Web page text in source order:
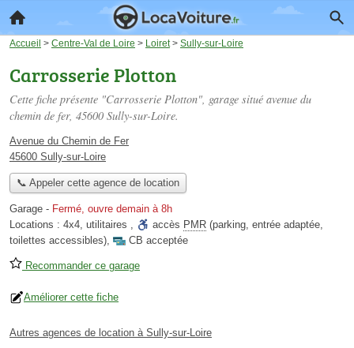
Accueil > Centre-Val de Loire > Loiret > Sully-sur-Loire
Carrosserie Plotton
Cette fiche présente "Carrosserie Plotton", garage situé avenue du
chemin de fer, 45600 Sully-sur-Loire.
Avenue du Chemin de Fer
45600 Sully-sur-Loire
📞 Appeler cette agence de location
Garage - Fermé, ouvre demain à 8h
Locations : 4x4, utilitaires , accès PMR (parking, entrée adaptée,
toilettes accessibles), CB acceptée
Recommander ce garage
Améliorer cette fiche
Autres agences de location à Sully-sur-Loire